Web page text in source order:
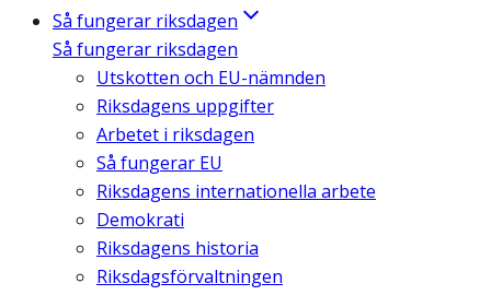
Så fungerar riksdagen
Så fungerar riksdagen
Utskotten och EU-nämnden
Riksdagens uppgifter
Arbetet i riksdagen
Så fungerar EU
Riksdagens internationella arbete
Demokrati
Riksdagens historia
Riksdagsförvaltningen